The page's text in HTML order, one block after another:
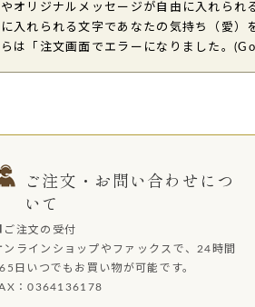
オリジナルメッセージが自由に入れられ
に入れられる文字であなたの気持ち（愛）
らは「注文画面でエラーになりました。
ご注文・お問い合わせにつ
いて
ご注文の受付
ンラインショップやファックスで、24時間
日いつでもお買い物が可能です。
：0364136178